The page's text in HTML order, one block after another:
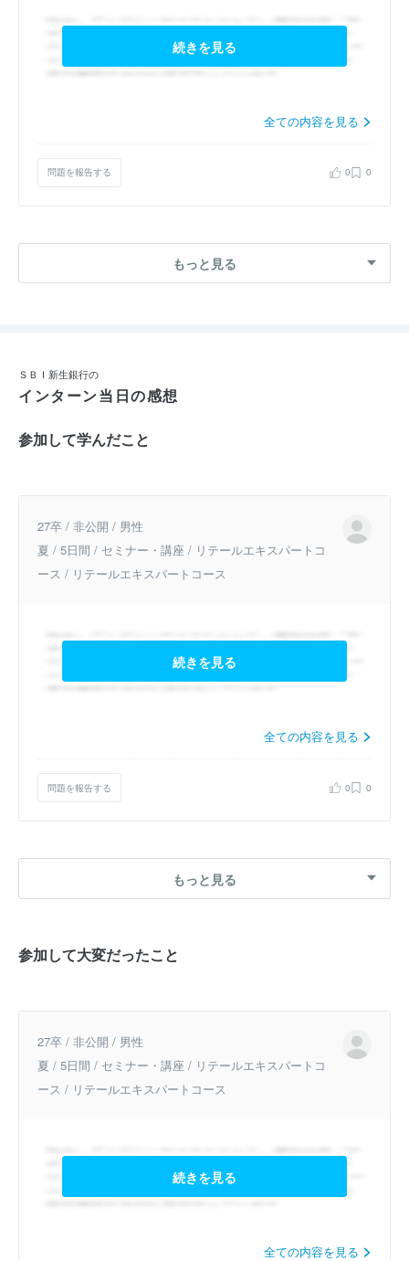
続きを見る
全ての内容を見る
問題を報告する 0 0
もっと見る
ＳＢＩ新生銀行の
インターン当日の感想
参加して学んだこと
27卒 / 非公開 / 男性
夏 / 5日間 / セミナー・講座 / リテールエキスパートコ
ース / リテールエキスパートコース
続きを見る
全ての内容を見る
問題を報告する 0 0
もっと見る
参加して大変だったこと
27卒 / 非公開 / 男性
夏 / 5日間 / セミナー・講座 / リテールエキスパートコ
ース / リテールエキスパートコース
続きを見る
全ての内容を見る